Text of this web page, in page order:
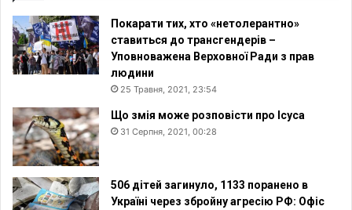
Покарати тих, хто «нетолерантно»
ставиться до трaнcгeндеpів –
Уповноважена Верховної Ради з прав
людини
25 Травня, 2021, 23:54
Що змія може розповісти про Ісуса
31 Серпня, 2021, 00:28
506 дітей загинуло, 1133 поранено в
Україні через збройну агресію РФ: Офіс